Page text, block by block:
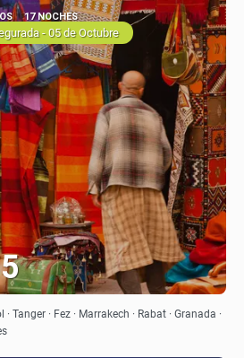
17 NOCHES
- 05 de Octubre
Ver
Tanger · Fez · Marrakech · Rabat · Granada ·